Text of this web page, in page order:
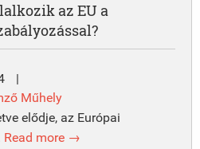
az EU a
|
Műhely
elődje, az Európai
Read more →